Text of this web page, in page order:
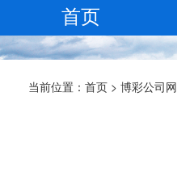
首页
当前位置： 首页 > 博彩公司